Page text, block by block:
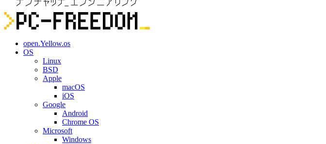
open.Yellow.os
OS
Linux
BSD
Apple
macOS
iOS
Google
Android
Chrome OS
Microsoft
Windows